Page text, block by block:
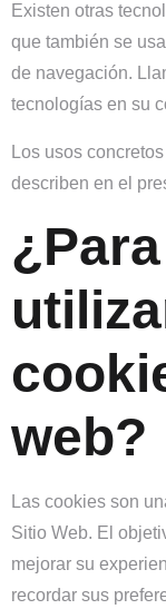
Existen otras
que también se
de navegación.
tecnologías en su
Los usos
describen en el
web?
Las cookies son
Sitio Web. El
mejorar su
recordar sus